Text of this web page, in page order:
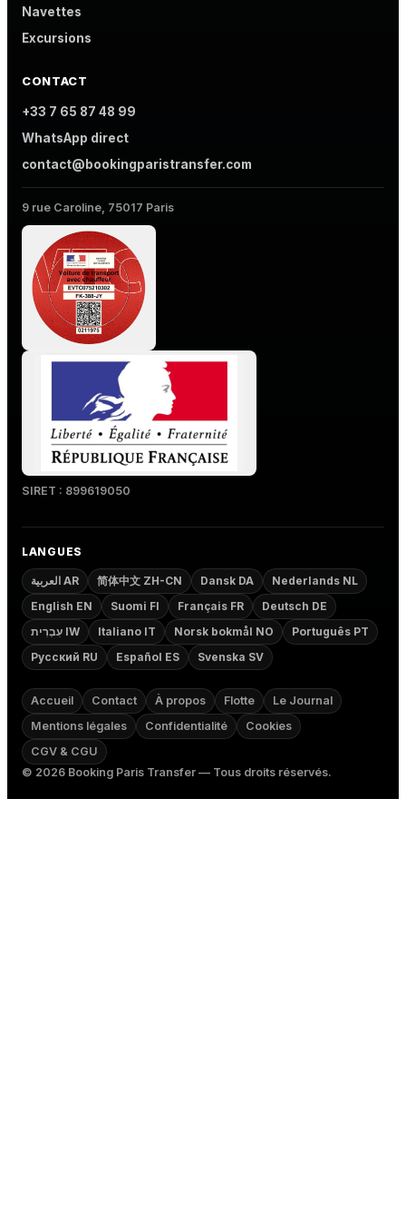
Navettes
Excursions
CONTACT
+33 7 65 87 48 99
WhatsApp direct
contact@bookingparistransfer.com
9 rue Caroline, 75017 Paris
SIRET : 899619050
LANGUES
العربية AR 简体中文 ZH-CN Dansk DA
Nederlands NL
English EN
Suomi FI Français FR
Deutsch DE
עִבְרִית IW
Italiano IT Norsk bokmål NO
Português PT
Русский RU
Español ES Svenska SV
Accueil Contact À propos Flotte
Le Journal
Mentions légales
Confidentialité
Cookies
CGV & CGU
© 2026 Booking Paris Transfer — Tous droits réservés.